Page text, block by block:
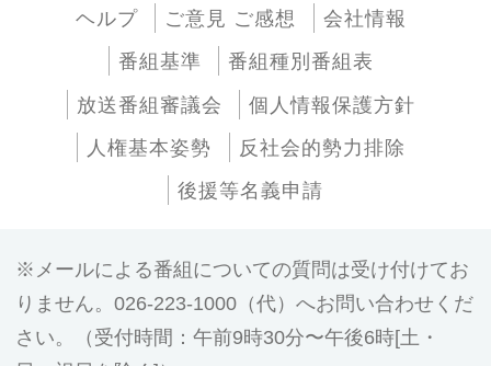
ヘルプ ご意見 ご感想
会社情報
番組基準
番組種別番組表
放送番組審議会
個人情報保護方針
人権基本姿勢
反社会的勢力排除
後援等名義申請
メールによる番組についての質問は受け付けてお
りません。026-223-1000（代）へお問い合わせくだ
さい。（受付時間：午前9時30分〜午後6時[土・